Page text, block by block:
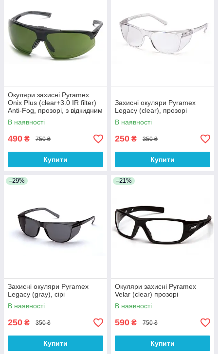
Окуляри захисні Pyramex
Onix Plus (clear+3.0 IR filter)
Anti-Fog, прозорі, з відкидним
фільтром від ІнфраЧерв
випромін
В наявності
490 ₴ 750 ₴
Купити
Захисні окуляри Pyramex
Legacy (clear), прозорі
В наявності
250 ₴ 350 ₴
Купити
–29%
Захисні окуляри Pyramex
Legacy (gray), сірі
В наявності
250 ₴ 350 ₴
Купити
–21%
Окуляри захисні Pyramex
Velar (clear) прозорі
В наявності
590 ₴ 750 ₴
Купити